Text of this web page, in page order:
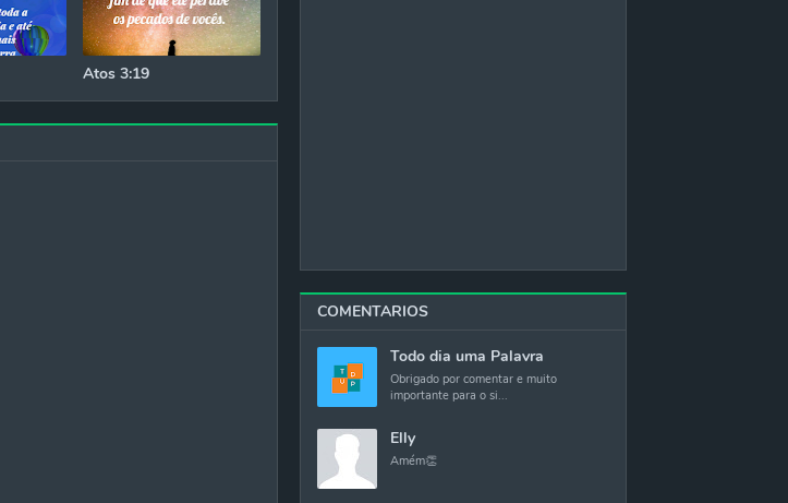
Atos 3:19
COMENTARIOS
Todo dia uma Palavra
Obrigado por comentar e muito
importante para o si...
Elly
Amém👏